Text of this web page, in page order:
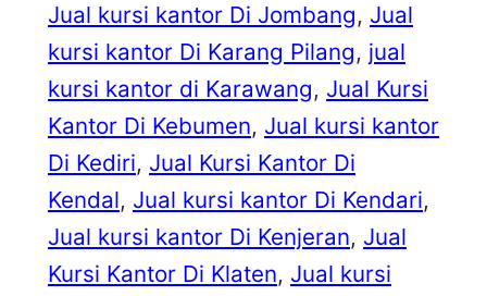
Jual kursi kantor Di Jombang, Jual
kursi kantor Di Karang Pilang, jual
kursi kantor di Karawang, Jual Kursi
Kantor Di Kebumen, Jual kursi kantor
Di Kediri, Jual Kursi Kantor Di
Kendal, Jual kursi kantor Di Kendari
Jual kursi kantor Di Kenjeran, Jual
Kursi Kantor Di Klaten, Jual kursi